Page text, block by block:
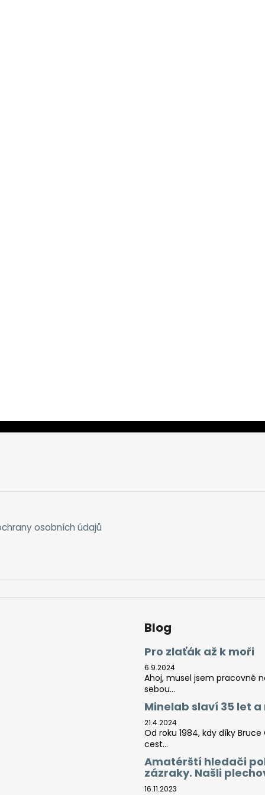
osobních údajů
Blog
Pro zlaťák až k moři
6.9.2024
Ahoj, musel jsem pracovně
sebou...
Minelab slaví 35 let
21.4.2024
Od roku 1984, kdy díky
cest...
Amatérští hledači
zázraky. Našli
16.11.2023